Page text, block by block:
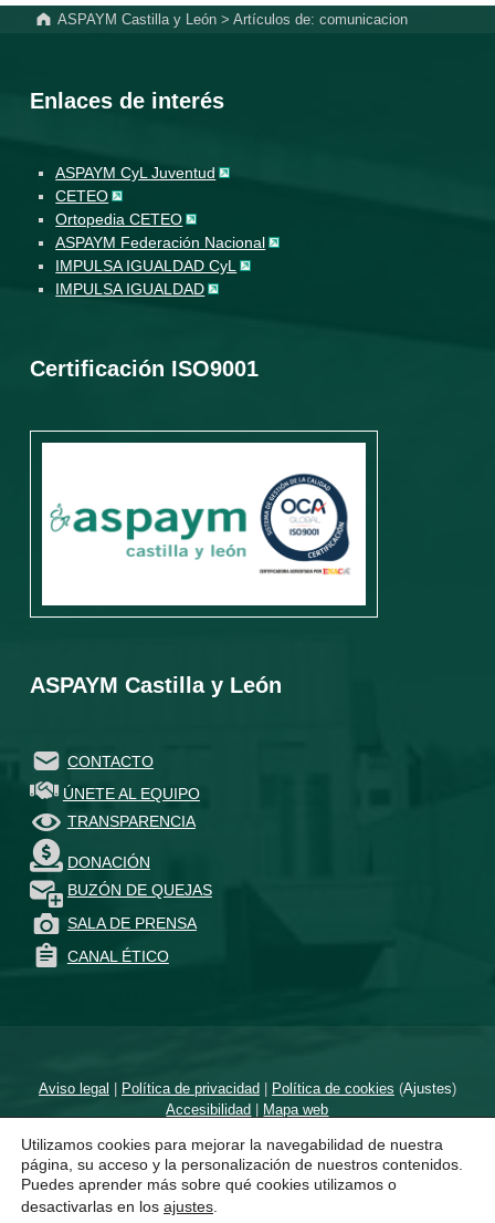
ASPAYM Castilla y León >Artículos de: comunicacion
Enlaces de interés
ASPAYM CyL Juventud
CETEO
Ortopedia CETEO
ASPAYM Federación Nacional
IMPULSA IGUALDAD CyL
IMPULSA IGUALDAD
Certificación ISO9001
ASPAYM Castilla y León
CONTACTO
ÚNETE AL EQUIPO
TRANSPARENCIA
DONACIÓN
BUZÓN DE QUEJAS
SALA DE PRENSA
CANAL ÉTICO
Aviso legal Política de privacidad Política de cookies (Ajustes)
Accesibilidad
Mapa web
Diseñado por un proyecto de
Utilizamos cookies para mejorar la navegabilidad de nuestra
página, su acceso y la personalización de nuestros contenidos.
Puedes aprender más sobre qué cookies utilizamos o
desactivarlas en los ajustes